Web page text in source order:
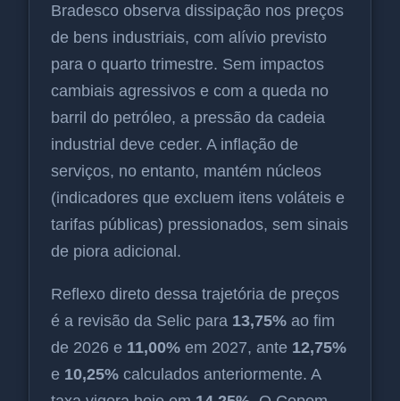
Bradesco observa dissipação nos preços
de bens industriais, com alívio previsto
para o quarto trimestre. Sem impactos
cambiais agressivos e com a queda no
barril do petróleo, a pressão da cadeia
industrial deve ceder. A inflação de
serviços, no entanto, mantém núcleos
(indicadores que excluem itens voláteis e
tarifas públicas) pressionados, sem sinais
de piora adicional.
Reflexo direto dessa trajetória de preços
é a revisão da Selic para 13,75% ao fim
de 2026 e 11,00% em 2027, ante 12,75%
e 10,25% calculados anteriormente. A